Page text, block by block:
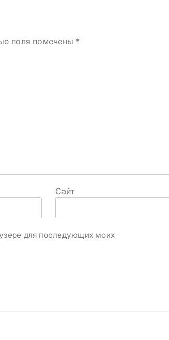
поля помечены *
Сайт
для последующих моих